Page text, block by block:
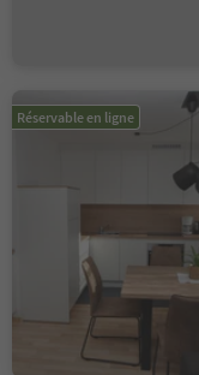
Réservable en ligne